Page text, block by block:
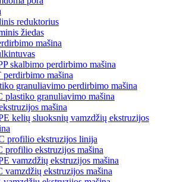
reduktorius
žiedas
mašina
skalbimo perdirbimo mašina
perdirbimo mašina
granuliavimo perdirbimo mašina
plastiko granuliavimo mašina
mašina
kelių sluoksnių vamzdžių ekstruzijos
profilio ekstruzijos linija
profilio ekstruzijos mašina
vamzdžių ekstruzijos mašina
vamzdžių ekstruzijos mašina